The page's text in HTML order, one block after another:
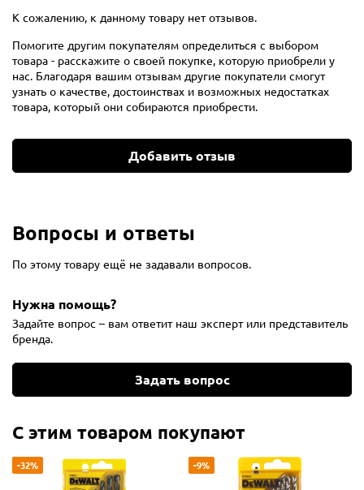
К сожалению, к данному товару нет отзывов.
Помогите другим покупателям определиться с выбором
товара - расскажите о своей покупке, которую приобрели у
нас. Благодаря вашим отзывам другие покупатели смогут
узнать о качестве, достоинствах и возможных недостатках
товара, который они собираются приобрести.
Добавить отзыв
Вопросы и ответы
По этому товару ещё не задавали вопросов.
Нужна помощь?
Задайте вопрос – вам ответит наш эксперт или представитель
бренда.
Задать вопрос
С этим товаром покупают
-32% -9%